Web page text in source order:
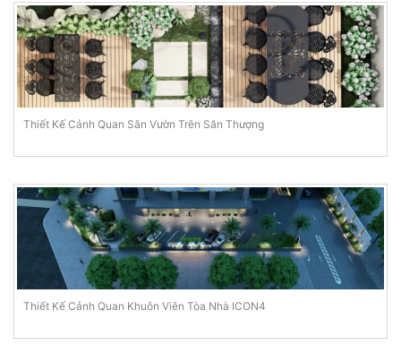
Thiết Kế Cảnh Quan Sân Vườn Trên Sân Thượng
Thiết Kế Cảnh Quan Khuôn Viên Tòa Nhà ICON4